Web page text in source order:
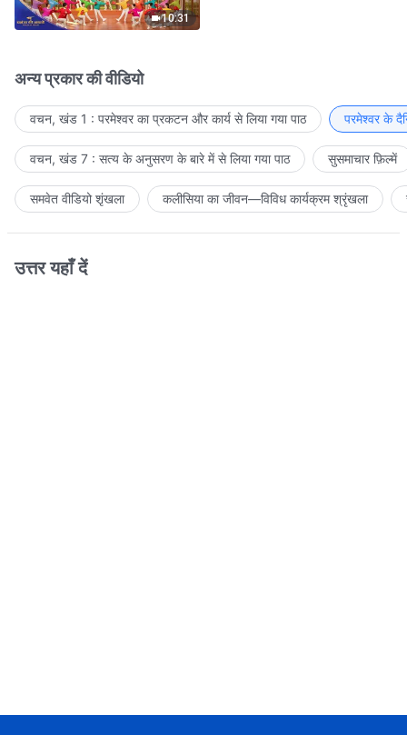
10:31
अन्य प्रकार की वीडियो
वचन, खंड 1 : परमेश्वर का प्रकटन और कार्य से लिया गया पाठ परमेश्वर के
वचन, खंड 7 : सत्य के अनुसरण के बारे में से लिया गया पाठ सुसमाचार फ़िल्में
समवेत वीडियो शृंखला कलीसिया का जीवन—विविध कार्यक्रम श्रृंखला
उत्तर यहाँ दें